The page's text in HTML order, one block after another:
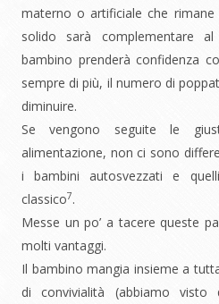
materno o artificiale che rimane
solido sarà complementare
bambino prenderà confidenza
sempre di più, il numero di
diminuire.
Se vengono seguite le
alimentazione, non ci sono
i bambini autosvezzati e
classico7.
Messe un po’ a tacere queste
molti vantaggi.
Il bambino mangia insieme a
di convivialità (abbiamo